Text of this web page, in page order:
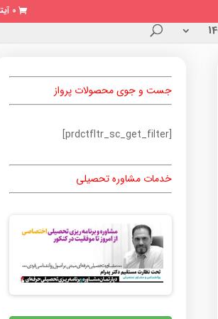
0 آیتم
جست و جوی محصولات پرواز
[prdctfltr_sc_get_filter]
خدمات مشاوره تحصیلی